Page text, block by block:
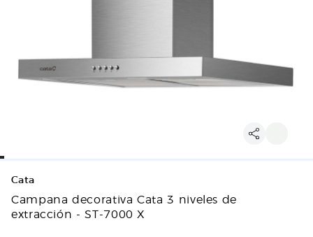
Cata
Campana decorativa Cata 3 niveles de
extracción - ST-7000 X